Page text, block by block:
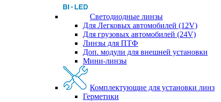
Светодиодные линзы
Для Легковых автомобилей (12V)
Для грузовых автомобилей (24V)
Линзы для ПТФ
Доп. модули для внешней установки
Мини-линзы
Комплектующие для установки линз
Герметики